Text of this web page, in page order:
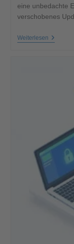
eine unbedachte
verschobenes
Weiterlesen